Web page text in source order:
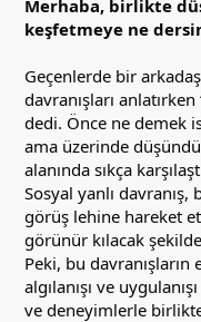
a
n
i
h
Merhaba, birlikte
keşfetmeye ne
Geçenlerde bir
davranışları
dedi. Önce ne demek
ama üzerinde
alanında sıkça
Sosyal yanlı
görüş lehine hareket
görünür kılacak
Peki, bu davranışların
algılanışı ve
ve deneyimlerle